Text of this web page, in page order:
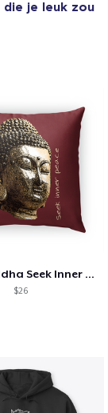
die je leuk zou
Pillow Buddha Seek Inner Peace
$26